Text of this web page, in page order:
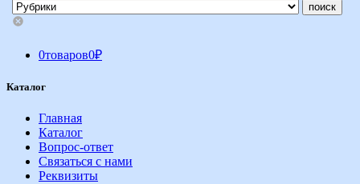
0товаров0₽
Каталог
Главная
Каталог
Вопрос-ответ
Связаться с нами
Реквизиты